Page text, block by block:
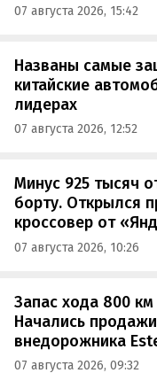
07 августа 2026, 15:42
Названы самые
китайские
лидерах
07 августа 2026, 12:52
Минус 925 тысяч
борту. Открылся
кроссовер от
07 августа 2026, 10:26
Запас хода 800
Начались
внедорожника
07 августа 2026, 09:32